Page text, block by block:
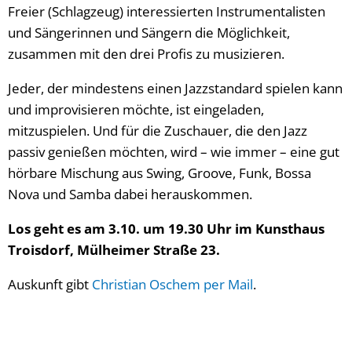
Freier (Schlagzeug) interessierten Instrumentalisten
und Sängerinnen und Sängern die Möglichkeit,
zusammen mit den drei Profis zu musizieren.
Jeder, der mindestens einen Jazzstandard spielen kann
und improvisieren möchte, ist eingeladen,
mitzuspielen. Und für die Zuschauer, die den Jazz
passiv genießen möchten, wird – wie immer – eine gut
hörbare Mischung aus Swing, Groove, Funk, Bossa
Nova und Samba dabei herauskommen.
Los geht es am 3.10. um 19.30 Uhr im Kunsthaus
Troisdorf, Mülheimer Straße 23.
Auskunft gibt Christian Oschem per Mail.